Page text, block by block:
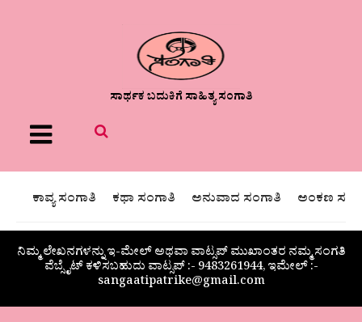
ಸಾರ್ಥಕ ಬದುಕಿಗೆ ಸಾಹಿತ್ಯ ಸಂಗಾತಿ
Menu
ಕಾವ್ಯ ಸಂಗಾತಿ ಕಥಾ ಸಂಗಾತಿ ಅನುವಾದ ಸಂಗಾತಿ ಅಂಕಣ
ನಿಮ್ಮ ಲೇಖನಗಳನ್ನು ಇ-ಮೇಲ್ ಅಥವಾ ವಾಟ್ಸಪ್ ಮುಖಾಂತರ ನಮ್ಮ ಸಂಗತಿ
ವೆಬ್ಸೈಟ್ ಕಳಿಸಬಹುದು ವಾಟ್ಸಪ್‌ :- 9483261944, ಇಮೇಲ್ :-
sangaatipatrike@gmail.com